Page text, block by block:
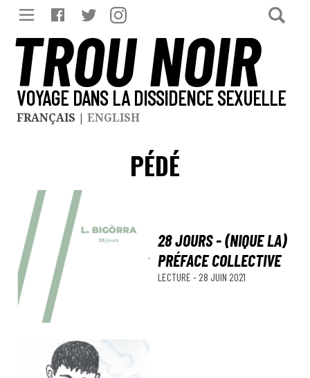
TROU NOIR
VOYAGE DANS LA DISSIDENCE SEXUELLE
FRANÇAIS | ENGLISH
PÉDÉ
28 JOURS - (NIQUE LA)
PRÉFACE COLLECTIVE
LECTURE - 28 JUIN 2021